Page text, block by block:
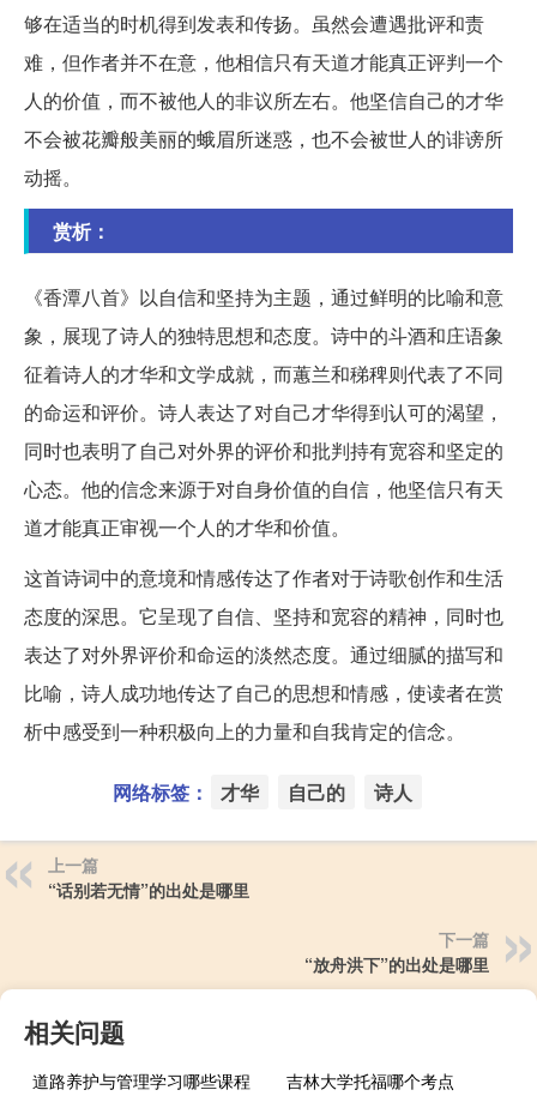
够在适当的时机得到发表和传扬。虽然会遭遇批评和责
难，但作者并不在意，他相信只有天道才能真正评判一个
人的价值，而不被他人的非议所左右。他坚信自己的才华
不会被花瓣般美丽的蛾眉所迷惑，也不会被世人的诽谤所
动摇。
赏析：
《香潭八首》以自信和坚持为主题，通过鲜明的比喻和意
象，展现了诗人的独特思想和态度。诗中的斗酒和庄语象
征着诗人的才华和文学成就，而蕙兰和稊稗则代表了不同
的命运和评价。诗人表达了对自己才华得到认可的渴望，
同时也表明了自己对外界的评价和批判持有宽容和坚定的
心态。他的信念来源于对自身价值的自信，他坚信只有天
道才能真正审视一个人的才华和价值。
这首诗词中的意境和情感传达了作者对于诗歌创作和生活
态度的深思。它呈现了自信、坚持和宽容的精神，同时也
表达了对外界评价和命运的淡然态度。通过细腻的描写和
比喻，诗人成功地传达了自己的思想和情感，使读者在赏
析中感受到一种积极向上的力量和自我肯定的信念。
网络标签： 才华 自己的 诗人
上一篇
“话别若无情”的出处是哪里
下一篇
“放舟洪下”的出处是哪里
相关问题
道路养护与管理学习哪些课程 吉林大学托福哪个考点